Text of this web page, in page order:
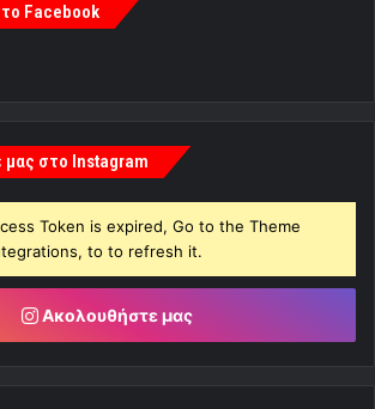
Facebook
στο Instagram
Token is expired, Go to the Theme
to to refresh it.
Ακολουθήστε μας